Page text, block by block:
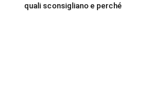
quali sconsigliano e perché